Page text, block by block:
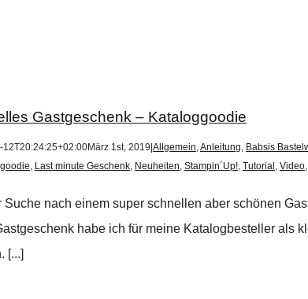
Gastgeschenk – Kataloggoodie
12T20:24:25+02:00März 1st, 2019 Allgemein,Anleitung, Babsis
, Last minute Geschenk, Neuheiten, Stampin´Up!, Tutorial , Video,
Suche nach einem super schnellen aber schönen
habe ich für meine Katalogbesteller als
[...]